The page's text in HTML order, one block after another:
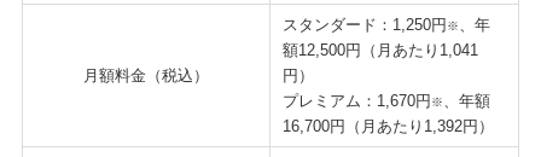
月額料金（税込）
スタンダード：1,250円 ※、年
額12,500円（月あたり1,041
円）
プレミアム：1,670円 ※、年額
16,700円（月あたり1,392円）